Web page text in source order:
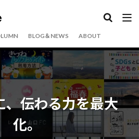
BLOG＆NEWS ABOUT
、伝わる力を最大
化。